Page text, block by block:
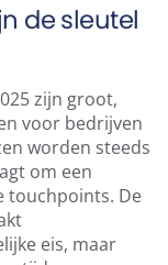
de sleutel
zijn groot,
voor bedrijven
worden steeds
om een
touchpoints. De
eis, maar